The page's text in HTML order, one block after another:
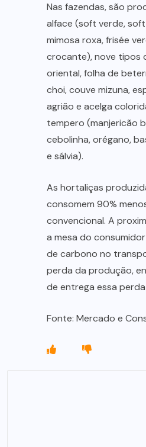
Nas fazendas, são
alface (soft verde,
mimosa roxa, frisée
crocante), nove tipos
oriental, folha de
choi, couve mizuna,
agrião e acelga
tempero (manjericão
cebolinha, orégano,
e sálvia).
As hortaliças
consomem 90%
convencional. A
a mesa do
de carbono no
perda da produção,
de entrega essa
Fonte: Mercado e